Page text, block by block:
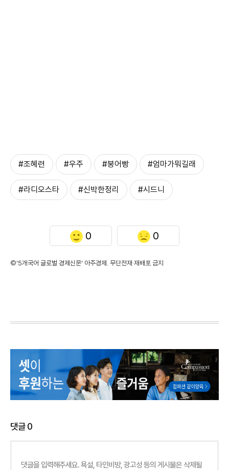
#조혜련 #우주 #붕어빵 #엄마가뭐길래
#라디오스타 #신박한정리 #시드니
0 0
©'5개국어 글로벌 경제신문' 아주경제. 무단전재·재배포 금지
댓글0